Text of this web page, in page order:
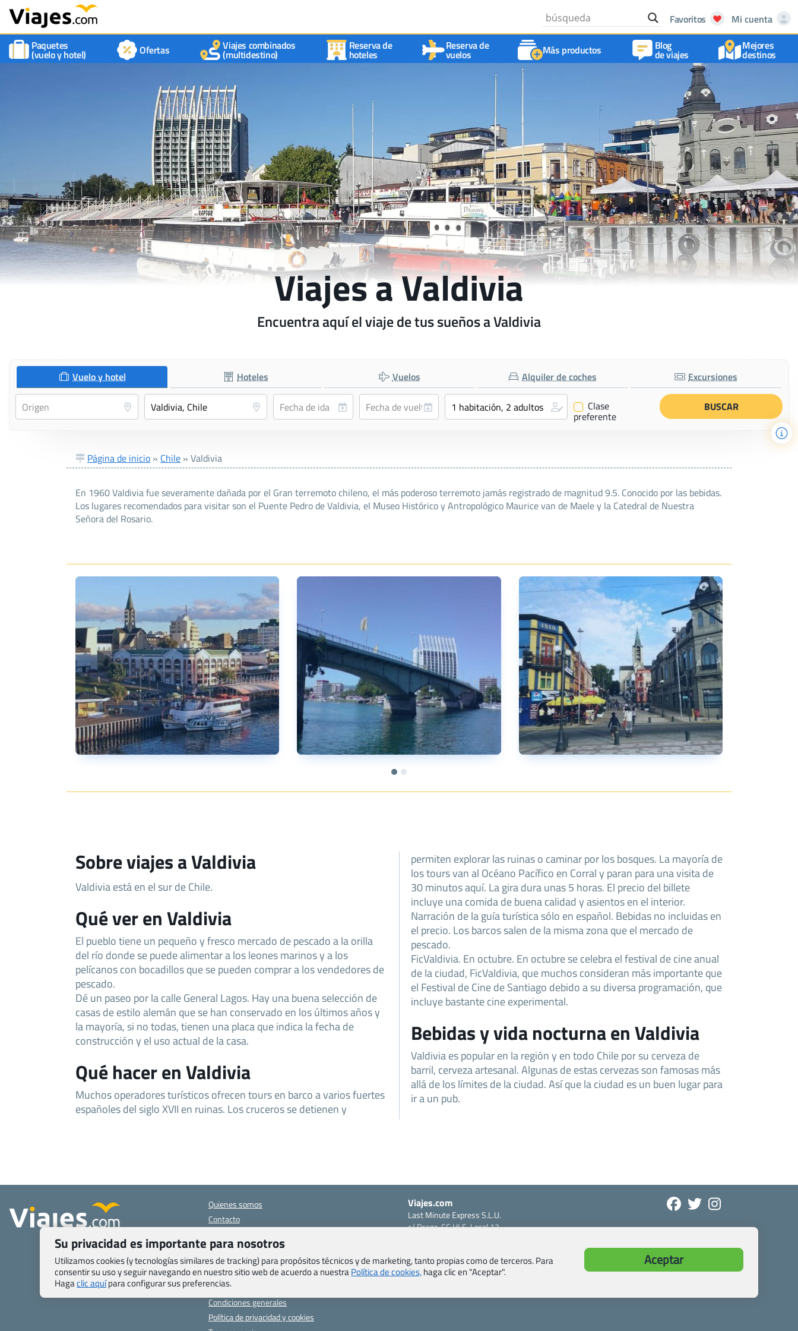
Favoritos
Mi cuenta
Paquetes
(vuelo y hotel) Ofertas Viajes combinados
(multidestino)
Reserva de
hoteles
Reserva de
vuelos Más productos Blog
de viajes
Mejores
destinos
Viajes a Valdivia
Encuentra aquí el viaje de tus sueños a Valdivia
Vuelo y hotel Hoteles Vuelos Alquiler de coches Excursiones
✔ Clase
preferente
Página de inicio » Chile » Valdivia
En 1960 Valdivia fue severamente dañada por el Gran terremoto chileno, el más poderoso terremoto jamás registrado de magnitud 9.5. Conocido por las bebidas.
Los lugares recomendados para visitar son el Puente Pedro de Valdivia, el Museo Histórico y Antropológico Maurice van de Maele y la Catedral de Nuestra
Señora del Rosario.
Sobre viajes a Valdivia
Valdivia está en el sur de Chile.
Qué ver en Valdivia
El pueblo tiene un pequeño y fresco mercado de pescado a la orilla
del río donde se puede alimentar a los leones marinos y a los
pelícanos con bocadillos que se pueden comprar a los vendedores de
pescado.
Dé un paseo por la calle General Lagos. Hay una buena selección de
casas de estilo alemán que se han conservado en los últimos años y
la mayoría, si no todas, tienen una placa que indica la fecha de
construcción y el uso actual de la casa.
Qué hacer en Valdivia
Muchos operadores turísticos ofrecen tours en barco a varios fuertes
españoles del siglo XVII en ruinas. Los cruceros se detienen y
permiten explorar las ruinas o caminar por los bosques. La mayoría de
los tours van al Océano Pacífico en Corral y paran para una visita de
30 minutos aquí. La gira dura unas 5 horas. El precio del billete
incluye una comida de buena calidad y asientos en el interior.
Narración de la guía turística sólo en español. Bebidas no incluidas en
el precio. Los barcos salen de la misma zona que el mercado de
pescado.
FicValdivia. En octubre. En octubre se celebra el festival de cine anual
de la ciudad, FicValdivia, que muchos consideran más importante que
el Festival de Cine de Santiago debido a su diversa programación, que
incluye bastante cine experimental.
Bebidas y vida nocturna en Valdivia
Valdivia es popular en la región y en todo Chile por su cerveza de
barril, cerveza artesanal. Algunas de estas cervezas son famosas más
allá de los límites de la ciudad. Así que la ciudad es un buen lugar para
ir a un pub.
Quienes somos
Contacto
específicas
Blog de Viajes.com
Registro de agencias
Preguntas frecuentes
Condiciones generales
Política de privacidad y cookies
Viajes.com
Last Minute Express S.L.U.
c/ Drago, CC HLS, Local 13
CIF: B76740091
Tfno: +34 922-97-17-27
Su privacidad es importante para nosotros
Utilizamos cookies (y tecnologías similares de tracking) para propósitos técnicos y de marketing, tanto propias como de terceros. Para
consentir su uso y seguir navegando en nuestro sitio web de acuerdo a nuestraPolítica de cookies,haga clic en "Aceptar".
Hagaclic aquípara configurar sus preferencias.
Aceptar